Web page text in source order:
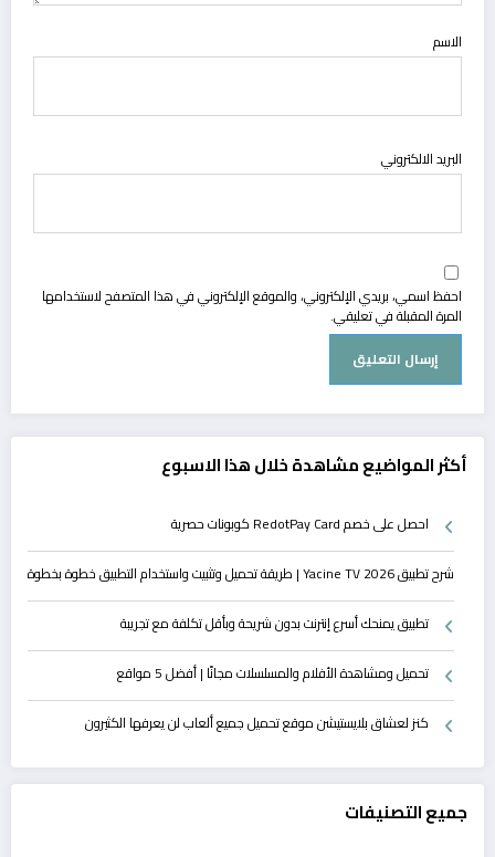
الاسم
البريد الالكتروني
احفظ اسمي، بريدي الإلكتروني، والموقع الإلكتروني في هذا المتصفح لاستخدامها
المرة المقبلة في تعليقي.
أكثر المواضيع مشاهدة خلال هذا الاسبوع
احصل على خصم RedotPay Card كوبونات حصرية
شرح تطبيق Yacine TV 2026 | طريقة تحميل وتثبيت واستخدام التطبيق خطوة بخطوة
تطبيق يمنحك أسرع إنترنت بدون شريحة وبأقل تكلفة مع تجريبة
تحميل ومشاهدة الأفلام والمسلسلات مجانًا | أفضل 5 مواقع
كنز لعشاق بلايستيشن موقع تحميل جميع ألعاب لن يعرفها الكثيرون
جميع التصنيفات